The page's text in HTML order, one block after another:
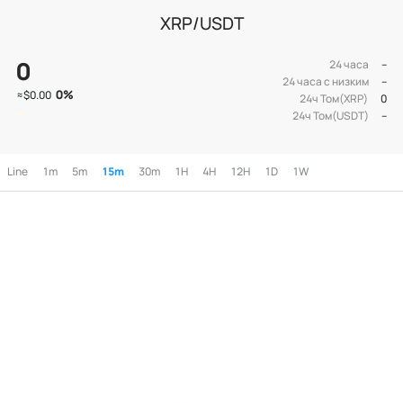
XRP/USDT
0
≈$0.00 0%
24 часа
--
24 часа с низким
--
24ч Том(XRP)
0
24ч Том(USDT)
--
Line 1m 5m 15m 30m 1H 4H 12H 1D 1W